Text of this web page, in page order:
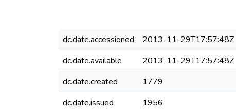
dc.date.accessioned
2013-11-29T17:57:48Z
dc.date.available
2013-11-29T17:57:48Z
dc.date.created
1779
dc.date.issued
1956